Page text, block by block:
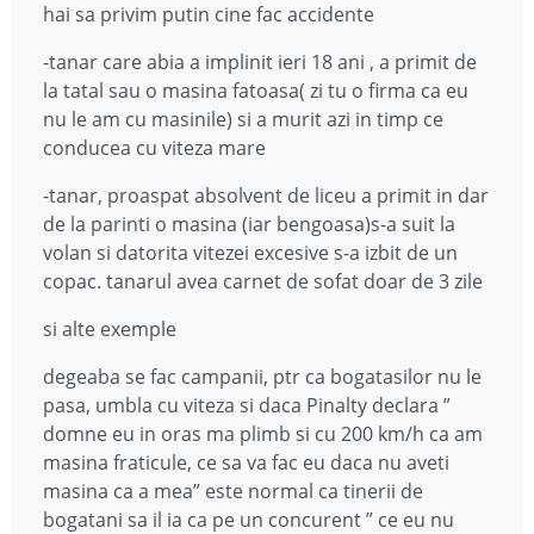
hai sa privim putin cine fac accidente
-tanar care abia a implinit ieri 18 ani , a primit de
la tatal sau o masina fatoasa( zi tu o firma ca eu
nu le am cu masinile) si a murit azi in timp ce
conducea cu viteza mare
-tanar, proaspat absolvent de liceu a primit in dar
de la parinti o masina (iar bengoasa)s-a suit la
volan si datorita vitezei excesive s-a izbit de un
copac. tanarul avea carnet de sofat doar de 3 zile
si alte exemple
degeaba se fac campanii, ptr ca bogatasilor nu le
pasa, umbla cu viteza si daca Pinalty declara ”
domne eu in oras ma plimb si cu 200 km/h ca am
masina fraticule, ce sa va fac eu daca nu aveti
masina ca a mea” este normal ca tinerii de
bogatani sa il ia ca pe un concurent ” ce eu nu